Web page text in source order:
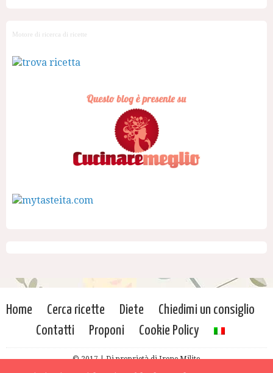
Motore di ricerca di ricette
Home Cerca ricette Diete
Chiedimi un consiglio
Contatti
Proponi Cookie Policy
© 2017 | Di proprietà di Irene Milito